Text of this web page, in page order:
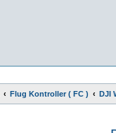
Flug Kontroller ( FC )
DJI